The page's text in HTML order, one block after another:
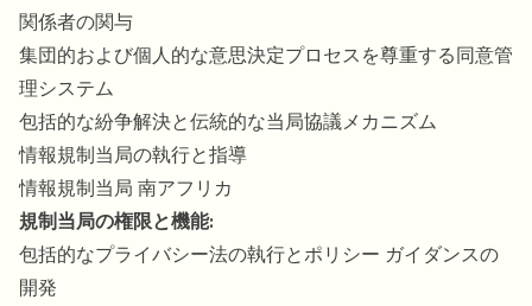
関係者の関与
集団的および個人的な意思決定プロセスを尊重する同意管
理システム
包括的な紛争解決と伝統的な当局協議メカニズム
情報規制当局の執行と指導
情報規制当局 南アフリカ
規制当局の権限と機能:
包括的なプライバシー法の執行とポリシー ガイダンスの
開発